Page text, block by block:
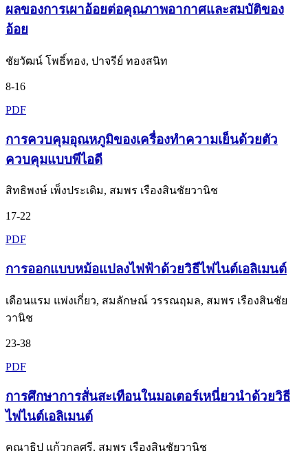
ผลของการเผาอ้อยต่อคุณภาพอากาศและสมบัติของ
อ้อย
ชัยวัฒน์ โพธิ์ทอง, ปาจรีย์ ทองสนิท
8-16
PDF
การควบคุมอุณหภูมิของเครื่องทำความเย็นด้วยตัว
ควบคุมแบบพีไอดี
สิทธิพงษ์ เพ็งประเดิม, สมพร เรืองสินชัยวานิช
17-22
PDF
การออกแบบหม้อแปลงไฟฟ้าด้วยวิธีไฟไนต์เอลิเมนต์
เดือนแรม แพ่งเกี่ยว, สมลักษณ์ วรรณฤมล, สมพร เรืองสินชัย
วานิช
23-38
PDF
การศึกษาการสั่นสะเทือนในมอเตอร์เหนี่ยวนำด้วยวิธี
ไฟไนต์เอลิเมนต์
คณาธิป แก้วกุลศรี, สมพร เรืองสินชัยวานิช